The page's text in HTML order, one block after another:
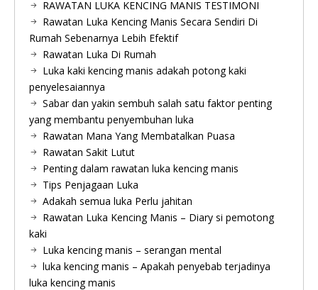
RAWATAN LUKA KENCING MANIS TESTIMONI
Rawatan Luka Kencing Manis Secara Sendiri Di
Rumah Sebenarnya Lebih Efektif
Rawatan Luka Di Rumah
Luka kaki kencing manis adakah potong kaki
penyelesaiannya
Sabar dan yakin sembuh salah satu faktor penting
yang membantu penyembuhan luka
Rawatan Mana Yang Membatalkan Puasa
Rawatan Sakit Lutut
Penting dalam rawatan luka kencing manis
Tips Penjagaan Luka
Adakah semua luka Perlu jahitan
Rawatan Luka Kencing Manis – Diary si pemotong
kaki
Luka kencing manis – serangan mental
luka kencing manis – Apakah penyebab terjadinya
luka kencing manis